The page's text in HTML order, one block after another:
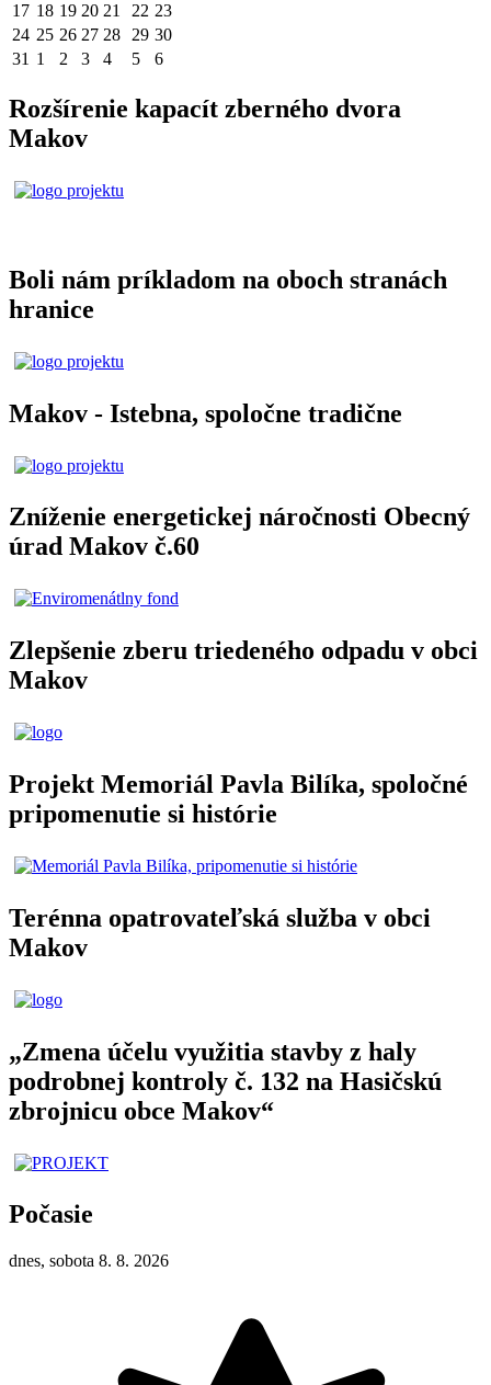
17 18 19 20 21 22 23
24 25 26 27 28 29 30
31 1 2 3 4 5 6
Rozšírenie kapacít zberného dvora
Makov
Boli nám príkladom na oboch stranách
hranice
Makov - Istebna, spoločne tradične
Zníženie energetickej náročnosti Obecný
úrad Makov č.60
Zlepšenie zberu triedeného odpadu v obci
Makov
Projekt Memoriál Pavla Bilíka, spoločné
pripomenutie si histórie
Terénna opatrovateľská služba v obci
Makov
„Zmena účelu využitia stavby z haly
podrobnej kontroly č. 132 na Hasičskú
zbrojnicu obce Makov“
Počasie
dnes, sobota 8. 8. 2026